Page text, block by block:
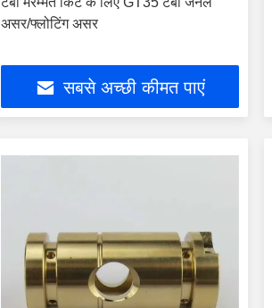
असर/फ्लोटिंग असर
सबसे अच्छी कीमत पाएं